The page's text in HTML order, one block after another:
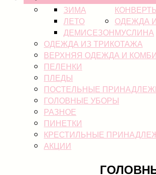
ЗИМА
ЛЕТО
ДЕМИСЕЗОН
ОДЕЖДА
МУСЛИНА
ОДЕЖДА ИЗ ТРИКОТАЖА
ВЕРХНЯЯ ОДЕЖДА И
ПЕЛЕНКИ
ПЛЕДЫ
ПОСТЕЛЬНЫЕ
ГОЛОВНЫЕ УБОРЫ
РАЗНОЕ
ПИНЕТКИ
КРЕСТИЛЬНЫЕ
АКЦИИ